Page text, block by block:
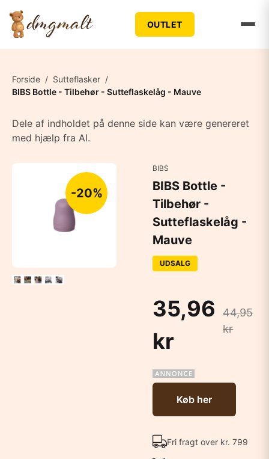
OUTLET
Forside / Sutteflasker /
BIBS Bottle - Tilbehør - Sutteflaskelåg - Mauve
Dele af indholdet på denne side kan være genereret
med hjælp fra AI.
-20%
BIBS
BIBS Bottle -
Tilbehør -
Sutteflaskelåg -
Mauve
UDSALG
35,96
kr
44,95
kr
Køb her
Fri fragt over kr. 799